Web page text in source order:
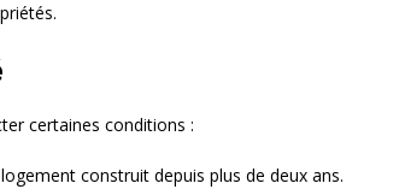
certaines conditions :
construit depuis plus de deux ans.